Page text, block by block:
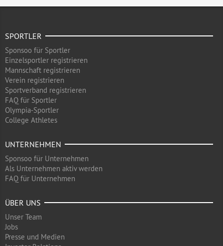
SPORTLER
Sponsoo für Sportler
Einzelsportler registrieren
Mannschaft registrieren
Verein registrieren
Sportverband registrieren
FAQ für Sportler
Olympia-Sportler
College Athletes
UNTERNEHMEN
Sponsoo für Unternehmen
Als Unternehmen aktiv werden
FAQ für Unternehmen
ÜBER UNS
Unser Team
Jobs
Presse und Medien